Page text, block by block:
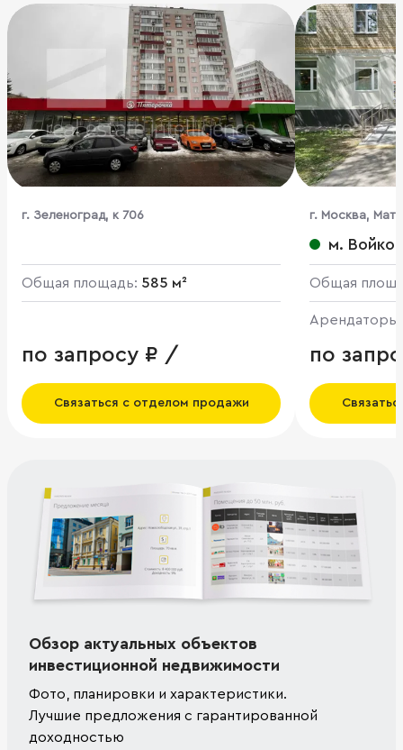
г. Зеленоград, к 706
Общая площадь: 585 м²
по запросу ₽ /
Связаться с отделом продажи
г. Москва,
м.
Общая
по
Обзор актуальных объектов
инвестиционной недвижимости
Фото, планировки и характеристики.
Лучшие предложения с гарантированной
доходностью